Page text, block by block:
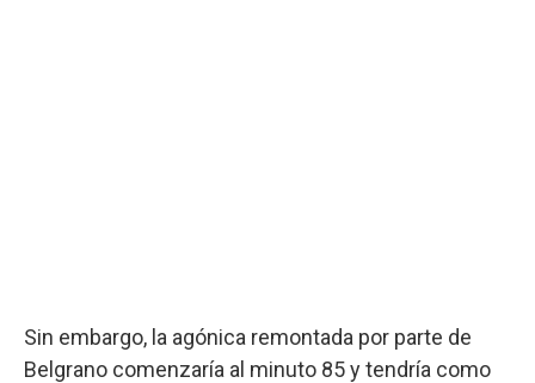
Sin embargo, la agónica remontada por parte de
Belgrano comenzaría al minuto 85 y tendría como